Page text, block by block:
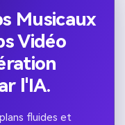
Musicaux
Vidéo
l'IA.
fluides et